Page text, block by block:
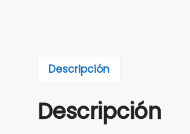
Descripción
Descripción